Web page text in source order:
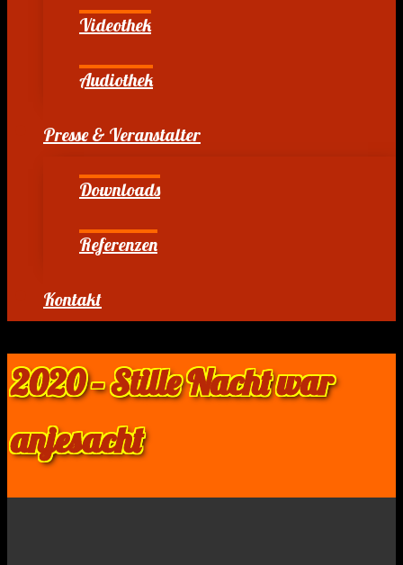
Videothek
Audiothek
Presse & Veranstalter
Downloads
Referenzen
Kontakt
2020 – Stille Nacht war
anjesacht